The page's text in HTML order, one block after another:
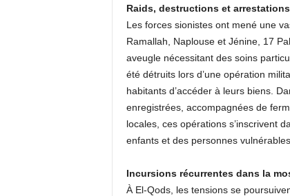
Raids, destructions et
Les forces sionistes ont mené une
Ramallah, Naplouse et Jénine, 17
aveugle nécessitant des soins
été détruits lors d’une opération
habitants d’accéder à leurs biens.
enregistrées, accompagnées de
locales, ces opérations s’inscrivent
enfants et des personnes vulnérables.
Incursions récurrentes dans la
À El-Qods, les tensions se